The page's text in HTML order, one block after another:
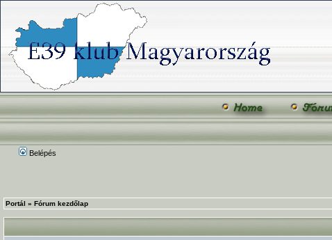
Belépés
Portál » Fórum kezdőlap